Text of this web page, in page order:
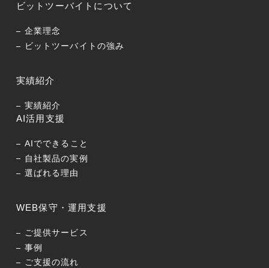
ビットツーバイトについて
企業理念
ビットツーバイトの強み
実績紹介
実績紹介
AI活用支援
AIでできること
自社製品の実例
選ばれる理由
WEB保守・運用支援
ご提供サービス
事例
ご支援の流れ